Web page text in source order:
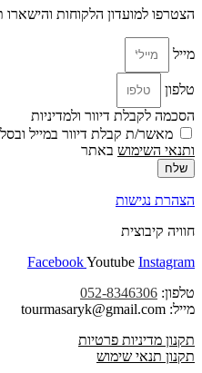
הצטרפו למועדון הלקוחות והישארו
מייל
טלפון
הסכמה לקבלת דיוור ולמדיניות
מאשר/ת קבלת דיוור במייל
ותנאי השימוש באתר
שלח
הצהרת נגישות
חוויה קיבוצית
FacebookYoutube Instagram
טלפון: 052-8346306
מייל: tourmasaryk@gmail.com
תקנון מדיניות פרטיות
תקנון תנאי שימוש